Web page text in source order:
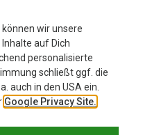
können wir unsere
auf Dich
personalisierte
schließt ggf. die
auch in den USA ein.
Google Privacy Site.